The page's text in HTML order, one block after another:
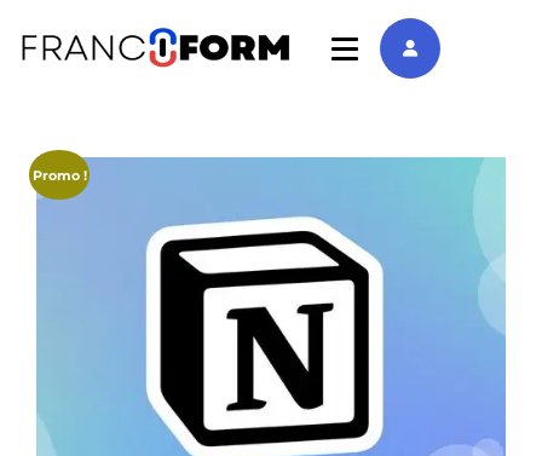
Promo !